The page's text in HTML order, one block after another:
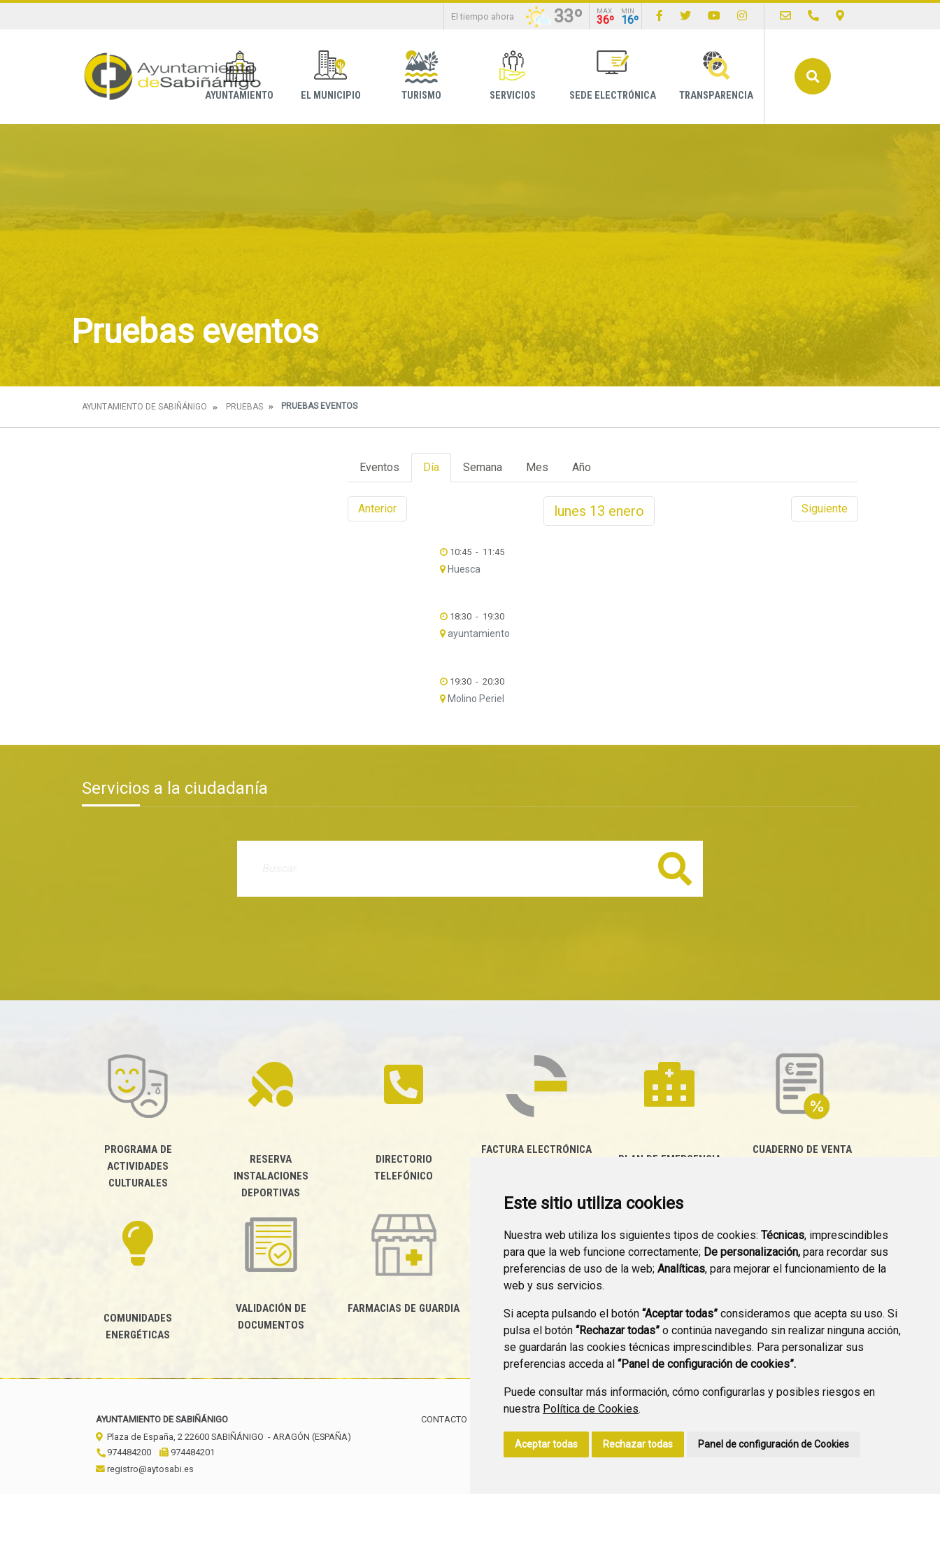
Este sitio utiliza cookies
Nuestra web utiliza los siguientes tipos de cookies: Técnicas, imprescindibles
para que la web funcione correctamente; De personalización, para recordar sus
preferencias de uso de la web; Analíticas, para mejorar el funcionamiento de la
web y sus servicios.
Si acepta pulsando el botón “Aceptar todas” consideramos que acepta su uso. Si
pulsa el botón “Rechazar todas” o continúa navegando sin realizar ninguna acción,
se guardarán las cookies técnicas imprescindibles. Para personalizar sus
preferencias acceda al “Panel de configuración de cookies”.
Puede consultar más información, cómo configurarlas y posibles riesgos en
nuestra Política de Cookies.
Aceptar todas Rechazar todas Panel de configuración de Cookies
El tiempo ahora 33º MAX
36º
MIN
16º
AYUNTAMIENTO EL MUNICIPIO TURISMO SERVICIOS SEDE ELECTRÓNICA TRANSPARENCIA
Pruebas eventos
AYUNTAMIENTO DE SABIÑÁNIGO PRUEBAS PRUEBAS EVENTOS
Eventos Día Semana Mes Año
Anterior lunes 13 enero Siguiente
10:45 - 11:45
Huesca
18:30 - 19:30
ayuntamiento
19:30 - 20:30
Molino Periel
Servicios a la ciudadanía
Buscar
PROGRAMA DE
ACTIVIDADES
CULTURALES
RESERVA
INSTALACIONES
DEPORTIVAS
DIRECTORIO
TELEFÓNICO
FACTURA ELECTRÓNICA
PLAN DE EMERGENCIA
CUADERNO DE VENTA
COMUNIDADES
ENERGÉTICAS
VALIDACIÓN DE
DOCUMENTOS
FARMACIAS DE GUARDIA
CANAL YOUTUBE
PREGUNTAS
FRECUENTES
PLAN DE ACCIÓN LOCAL
2030
AYUNTAMIENTO DE SABIÑÁNIGO
Plaza de España, 2 22600 SABIÑÁNIGO - ARAGÓN (ESPAÑA)
974484200
974484201
registro@aytosabi.es
CONTACTO